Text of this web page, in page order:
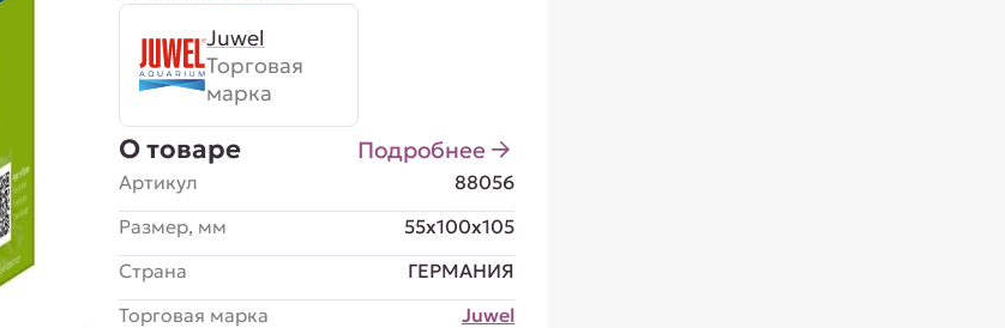
Juwel
Торговая
марка
О товаре Подробнее
Артикул
88056
Размер, мм
55x100x105
Страна
ГЕРМАНИЯ
Торговая марка
Juwel